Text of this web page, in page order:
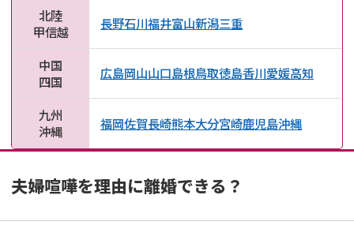
北陸
甲信越
長野石川福井富山新潟三重
中国
四国
広島岡山山口島根鳥取徳島香川愛媛高知
九州
沖縄
福岡佐賀長崎熊本大分宮崎鹿児島沖縄
夫婦喧嘩を理由に離婚できる？